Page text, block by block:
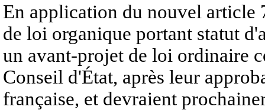
En application du nouvel article
de loi organique portant statut
un avant-projet de loi ordinaire
Conseil d'État, après leur
française, et devraient